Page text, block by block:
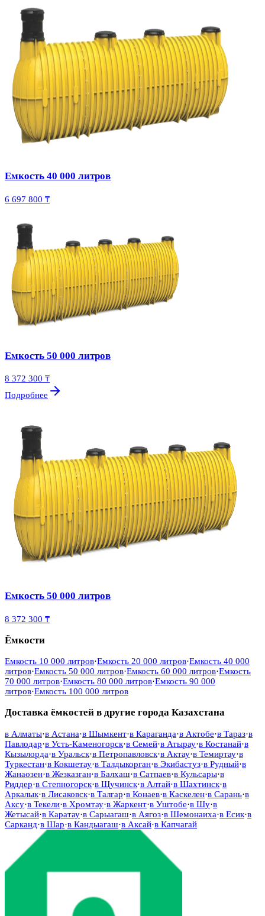
Емкость 40 000 литров
6 697 800 ₸
Емкость 50 000 литров
8 372 300 ₸
Подробнее
Емкость 50 000 литров
8 372 300 ₸
Ёмкости
Емкость 10 000 литров·Емкость 20 000 литров·Емкость 40 000
литров·Емкость 50 000 литров·Емкость 60 000 литров·Емкость
70 000 литров·Емкость 80 000 литров·Емкость 90 000
литров·Емкость 100 000 литров
Доставка ёмкостей в другие города Казахстана
в Алматы·в Астана·в Шымкент·в Караганда·в Актобе·в Тараз·в
Павлодар·в Усть-Каменогорск·в Семей·в Атырау·в Костанай·в
Кызылорда·в Уральск·в Петропавловск·в Актау·в Темиртау·в
Туркестан·в Кокшетау·в Талдыкорган·в Экибастуз·в Рудный·в
Жанаозен·в Жезказган·в Балхаш·в Сатпаев·в Кульсары·в
Риддер·в Степногорск·в Щучинск·в Алтай·в Шахтинск·в
Аркалык·в Лисаковск·в Талгар·в Конаев·в Каскелен·в Сарань·в
Аксу·в Текели·в Хромтау·в Жаркент·в Уштобе·в Шу·в
Жетысай·в Каратау·в Сарыагаш·в Аягоз·в Шемонаиха·в Есик·в
Сарканд·в Шар·в Кандыагаш·в Аксай·в Капчагай